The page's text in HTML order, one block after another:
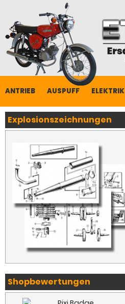
ANTRIEB AUSPUFF ELEKTRIK
Explosionszeichnungen
Shopbewertungen